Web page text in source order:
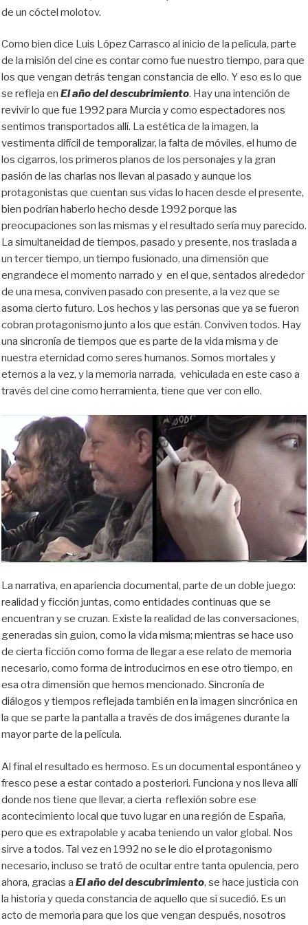
de un cóctel molotov.
Como bien dice Luis López Carrasco al inicio de la película, parte
de la misión del cine es contar como fue nuestro tiempo, para que
los que vengan detrás tengan constancia de ello. Y eso es lo que
se refleja en El año del descubrimiento. Hay una intención de
revivir lo que fue 1992 para Murcia y como espectadores nos
sentimos transportados allí. La estética de la imagen, la
vestimenta difícil de temporalizar, la falta de móviles, el humo de
los cigarros, los primeros planos de los personajes y la gran
pasión de las charlas nos llevan al pasado y aunque los
protagonistas que cuentan sus vidas lo hacen desde el presente,
bien podrían haberlo hecho desde 1992 porque las
preocupaciones son las mismas y el resultado sería muy parecido.
La simultaneidad de tiempos, pasado y presente, nos traslada a
un tercer tiempo, un tiempo fusionado, una dimensión que
engrandece el momento narrado y en el que, sentados alrededor
de una mesa, conviven pasado con presente, a la vez que se
asoma cierto futuro. Los hechos y las personas que ya se fueron
cobran protagonismo junto a los que están. Conviven todos. Hay
una sincronía de tiempos que es parte de la vida misma y de
nuestra eternidad como seres humanos. Somos mortales y
eternos a la vez, y la memoria narrada, vehiculada en este caso a
través del cine como herramienta, tiene que ver con ello.
La narrativa, en apariencia documental, parte de un doble juego:
realidad y ficción juntas, como entidades continuas que se
encuentran y se cruzan. Existe la realidad de las conversaciones,
generadas sin guion, como la vida misma; mientras se hace uso
de cierta ficción como forma de llegar a ese relato de memoria
necesario, como forma de introducirnos en ese otro tiempo, en
esa otra dimensión que hemos mencionado. Sincronía de
diálogos y tiempos reflejada también en la imagen sincrónica en
la que se parte la pantalla a través de dos imágenes durante la
mayor parte de la película.
Al final el resultado es hermoso. Es un documental espontáneo y
fresco pese a estar contado a posteriori. Funciona y nos lleva allí
donde nos tiene que llevar, a cierta reflexión sobre ese
acontecimiento local que tuvo lugar en una región de España,
pero que es extrapolable y acaba teniendo un valor global. Nos
sirve a todos. Tal vez en 1992 no se le dio el protagonismo
necesario, incluso se trató de ocultar entre tanta opulencia, pero
ahora, gracias a El año del descubrimiento, se hace justicia con
la historia y queda constancia de aquello que sí sucedió. Es un
acto de memoria para que los que vengan después, nosotros